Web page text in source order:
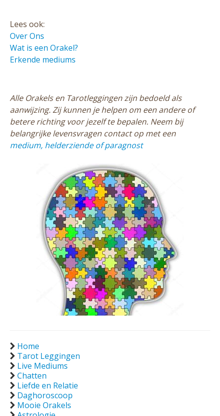
Lees ook:
Over Ons
Wat is een Orakel?
Erkende mediums
Alle Orakels en Tarotleggingen zijn bedoeld als
aanwijzing. Zij kunnen je helpen om een andere of
betere richting voor jezelf te bepalen. Neem bij
belangrijke levensvragen contact op met een
medium, helderziende of paragnost
Home
Tarot Leggingen
Live Mediums
Chatten
Liefde en Relatie
Daghoroscoop
Mooie Orakels